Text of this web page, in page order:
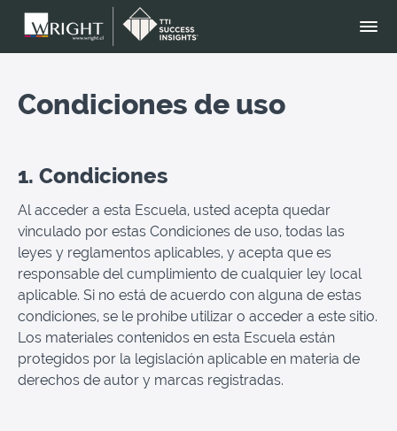
Condiciones de uso
1. Condiciones
Al acceder a esta Escuela, usted acepta quedar
vinculado por estas Condiciones de uso, todas las
leyes y reglamentos aplicables, y acepta que es
responsable del cumplimiento de cualquier ley local
aplicable. Si no está de acuerdo con alguna de estas
condiciones, se le prohíbe utilizar o acceder a este sitio.
Los materiales contenidos en esta Escuela están
protegidos por la legislación aplicable en materia de
derechos de autor y marcas registradas.